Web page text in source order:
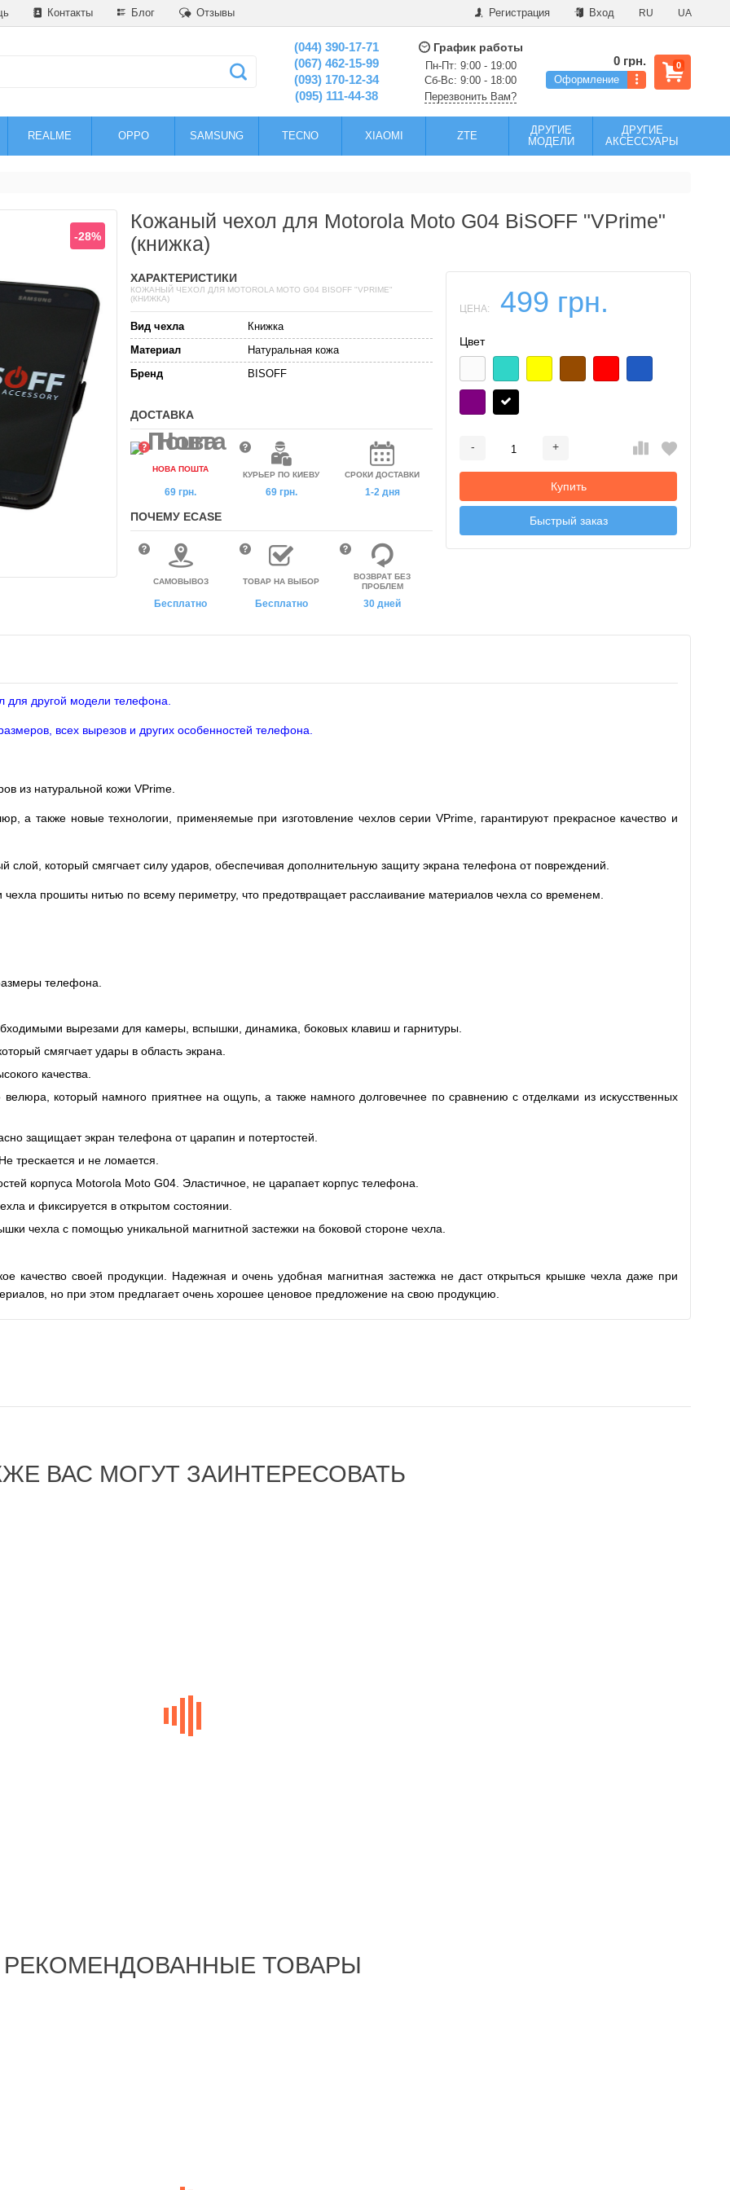
Контакты Блог Отзывы Регистрация Вход RU UA
(044) 390-17-71
(067) 462-15-99
(093) 170-12-34
(095) 111-44-38
График работы
Пн-Пт: 9:00 - 19:00
Сб-Вс: 9:00 - 18:00
Перезвонить Вам?
0
0 грн.
Оформление
REALME OPPO SAMSUNG TECNO XIAOMI ZTE
ДРУГИЕ
МОДЕЛИ
ДРУГИЕ
АКСЕССУАРЫ
-28%
Кожаный чехол для Motorola Moto G04 BiSOFF "VPrime"
(книжка)
ЦЕНА: 499 грн.
Цвет
- +
Купить
Быстрый заказ
ХАРАКТЕРИСТИКИ
КОЖАНЫЙ ЧЕХОЛ ДЛЯ MOTOROLA MOTO G04 BISOFF "VPRIME"
(КНИЖКА)
Вид чехла
Книжка
Материал
Натуральная кожа
Бренд
BISOFF
ДОСТАВКА
НОВА ПОШТА
69 грн.
КУРЬЕР ПО КИЕВУ
69 грн.
СРОКИ ДОСТАВКИ
1-2 дня
ПОЧЕМУ ECASE
САМОВЫВОЗ
Бесплатно
ТОВАР НА ВЫБОР
Бесплатно
ВОЗВРАТ БЕЗ
ПРОБЛЕМ
30 дней
другой модели телефона.
всех вырезов и других особенностей телефона.
из натуральной кожи VPrime.
а также новые технологии, применяемые при изготовление чехлов серии VPrime, гарантируют прекрасное качество и
слой, который смягчает силу ударов, обеспечивая дополнительную защиту экрана телефона от повреждений.
прошиты нитью по всему периметру, что предотвращает расслаивание материалов чехла со временем.
телефона.
вырезами для камеры, вспышки, динамика, боковых клавиш и гарнитуры.
смягчает удары в область экрана.
качества.
который намного приятнее на ощупь, а также намного долговечнее по сравнению с отделками из искусственных
защищает экран телефона от царапин и потертостей.
трескается и не ломается.
корпуса Motorola Moto G04. Эластичное, не царапает корпус телефона.
и фиксируется в открытом состоянии.
чехла с помощью уникальной магнитной застежки на боковой стороне чехла.
качество своей продукции. Надежная и очень удобная магнитная застежка не даст открыться крышке чехла даже при
но при этом предлагает очень хорошее ценовое предложение на свою продукцию.
ВАС МОГУТ ЗАИНТЕРЕСОВАТЬ
РЕКОМЕНДОВАННЫЕ ТОВАРЫ